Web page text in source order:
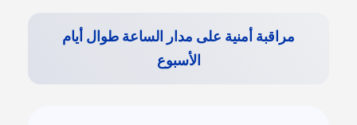
مراقبة أمنية على مدار الساعة طوال أيام
الأسبوع